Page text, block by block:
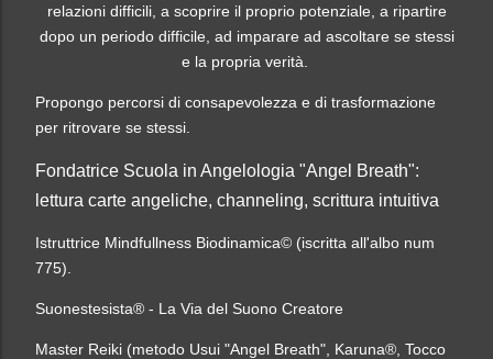
relazioni difficili, a scoprire il proprio potenziale, a ripartire
dopo un periodo difficile, ad imparare ad ascoltare se stessi
e la propria verità.
Propongo percorsi di consapevolezza e di trasformazione
per ritrovare se stessi.
Fondatrice Scuola in Angelologia "Angel Breath":
lettura carte angeliche, channeling, scrittura intuitiva
Istruttrice Mindfullness Biodinamica© (iscritta all'albo num
775).
Suonestesista® - La Via del Suono Creatore
Master Reiki (metodo Usui "Angel Breath", Karuna®, Tocco